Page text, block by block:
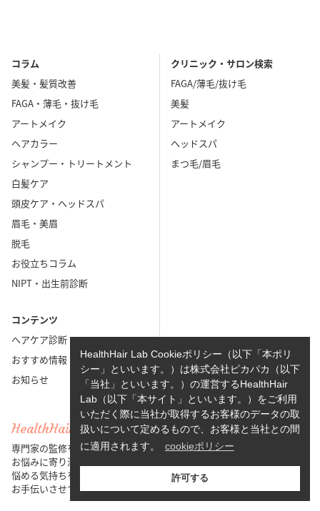
コラム
美髪・髪質改善
FAGA・薄毛・抜け毛
アートメイク
ヘアカラー
シャンプー・トリートメント
白髪ケア
頭皮ケア・ヘッドスパ
眉毛・美眉
脱毛
お役立ちコラム
NIPT・出生前診断
コンテンツ
ヘアケア診断
おすすめ情報
お知らせ
クリニック・サロン検索
FAGA/薄毛/抜け毛
美髪
アートメイク
ヘッドスパ
まつ毛/眉毛
HealthHair Lab ヘルスヘアラボ
専門家の監修を元に、女性の髪や頭皮の
お悩みに寄り添った情報を提供し、
悩める気持ちを少しでも軽く出来るよう
お手伝いさせていただきます。
HealthHair Lab Cookieポリシー（以下「本ポリ
シー」といいます。）は株式会社ピカパカ（以下
「当社」といいます。）の運営するHealthHair
Lab（以下「本サイト」といいます。）をご利用
いただく際に当社が取得するお客様のデータの取
扱いについて定めるもので、お客様と当社との間
に適用されます。
cookieポリシー
許可する